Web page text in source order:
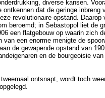
diverse kansen.
dat de geringe
revolutionaire opstand.
beroemd; in Sebastopol liet de
een flatgebouw op waarin zich
een enorme menigte de
de gewapende opstand van
en de bourgeoisie
ontsnapt, wordt toch